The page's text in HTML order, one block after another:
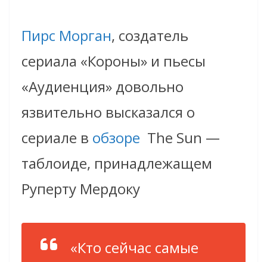
Пирс Морган, создатель
сериала «Короны» и пьесы
«Аудиенция» довольно
язвительно высказался о
сериале в обзоре The Sun —
таблоиде, принадлежащем
Руперту Мердоку
«Кто сейчас самые